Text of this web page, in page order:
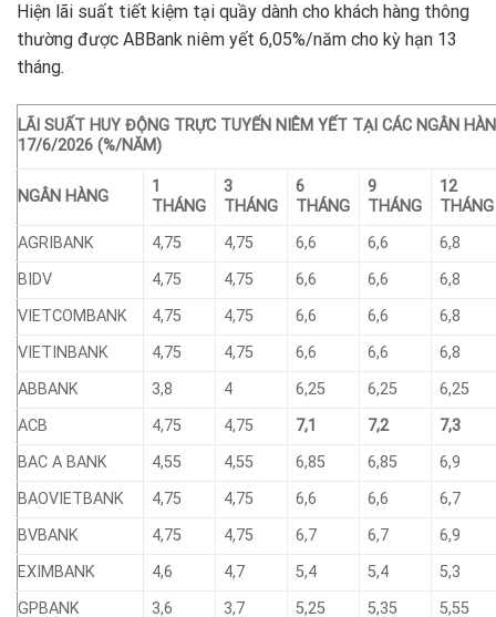
Hiện lãi suất tiết kiệm tại quầy dành cho khách hàng thông
thường được ABBank niêm yết 6,05%/năm cho kỳ hạn 13
tháng.
LÃI SUẤT HUY ĐỘNG TRỰC TUYẾN NIÊM YẾT TẠI CÁC NGÂN
17/6/2026 (%/NĂM)
NGÂN HÀNG
1
THÁNG
3
THÁNG
6
THÁNG
9
THÁNG
12
THÁNG
AGRIBANK
4,75 4,75 6,6 6,6
6,8
BIDV
4,75 4,75 6,6 6,6
6,8
VIETCOMBANK
4,75 4,75 6,6 6,6
6,8
VIETINBANK
4,75 4,75 6,6 6,6
6,8
ABBANK
3,8 4 6,25 6,25
6,25
ACB
4,75 4,75 7,1 7,2
7,3
BAC A BANK
4,55 4,55 6,85 6,85
6,9
BAOVIETBANK
4,75 4,75 6,6 6,6
6,7
BVBANK
4,75 4,75 6,7 6,7
6,9
EXIMBANK
4,6 4,7 5,4 5,4
5,3
GPBANK
3,6 3,7 5,25 5,35 5,55